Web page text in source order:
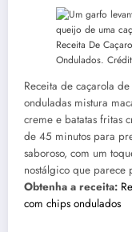
Receita De
Ondulados.
Receita de caçarola
onduladas mistura
creme e batatas fritas
de 45 minutos para
saboroso, com um
nostálgico que parece
Obtenha a receita:
com chips ondulados